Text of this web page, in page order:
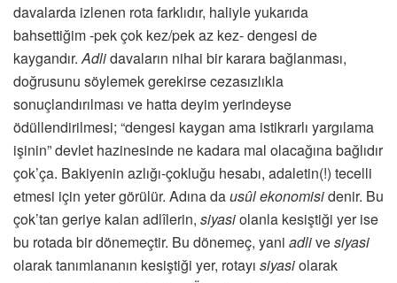
davalarda izlenen rota farklıdır, haliyle yukarıda
bahsettiğim -pek çok kez/pek az kez- dengesi de
kaygandır.Adlidavaların nihai bir karara bağlanması,
doğrusunu söylemek gerekirse cezasızlıkla
sonuçlandırılması ve hatta deyim yerindeyse
ödüllendirilmesi; “dengesi kaygan ama istikrarlı yargılama
işinin” devlet hazinesinde ne kadara mal olacağına bağlıdır
çok’ça. Bakiyenin azlığı-çokluğu hesabı, adaletin(!) tecelli
etmesi için yeter görülür. Adına dausûl ekonomisidenir. Bu
çok’tan geriye kalan adlîlerin, siyasiolanla kesiştiği yer ise
bu rotada bir dönemeçtir. Bu dönemeç, yani adlivesiyasi
olarak tanımlananın kesiştiği yer, rotayı siyasiolarak